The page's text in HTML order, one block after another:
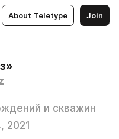
About Teletype Join
и скважин
2021